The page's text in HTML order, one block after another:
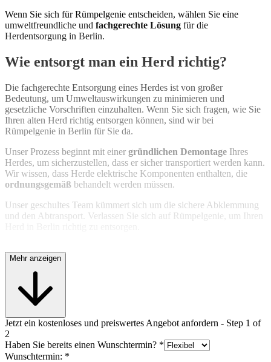
Altfenster entsorgen: Ihre alten Fenster müssen nicht im
Weg stehen. Wir kümmern uns um diesichere
Abfallentsorgungin Berlin und sorgen dafür, dass sie
umweltfreundlich verarbeitet werden.
Wenn Sie sich für Rümpelgenie entscheiden, wählen Sie eine
umweltfreundliche und fachgerechte Lösung für die
Herdentsorgung in Berlin.
Wie entsorgt man ein Herd richtig?
Die fachgerechte Entsorgung eines Herdes ist von großer
Bedeutung, um Umweltauswirkungen zu minimieren und
gesetzliche Vorschriften einzuhalten. Wenn Sie sich fragen, wie Sie
Ihren alten Herd richtig entsorgen können, sind wir bei
Rümpelgenie in Berlin für Sie da.
Unser Prozess beginnt mit einer gründlichen Demontage Ihres
Herdes, um sicherzustellen, dass er sicher transportiert werden kann.
Wir wissen, dass Herde elektrische Komponenten enthalten, die
ordnungsgemäß behandelt werden müssen.
Unser geschultes Team kümmert sich um die sichere Abklemmung
und den Abtransport. Verlassen Sie sich auf Rümpelgenie, um Ihren
Mehr anzeigen
Jetzt ein kostenloses und preiswertes Angebot anfordern - Step 1 of
2
Haben Sie bereits einen Wunschtermin? *
Wunschtermin: *